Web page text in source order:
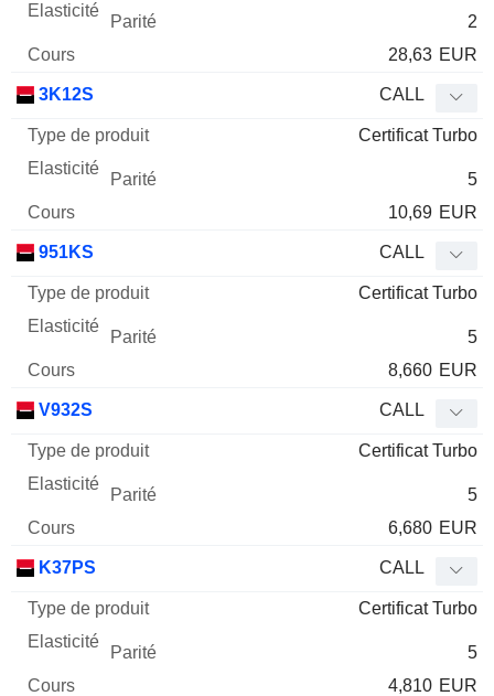
2
28,63 EUR
3K12S CALL
Certificat Turbo
5
10,69 EUR
951KS CALL
Certificat Turbo
5
8,660 EUR
V932S CALL
Certificat Turbo
5
6,680 EUR
K37PS CALL
Certificat Turbo
5
4,810 EUR